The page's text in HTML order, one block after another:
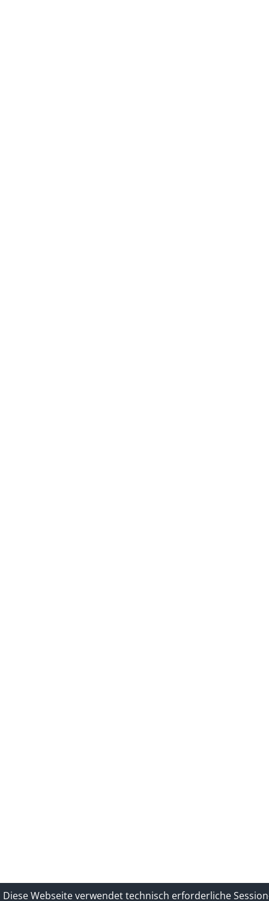
Diese Webseite verwendet technisch erforderliche